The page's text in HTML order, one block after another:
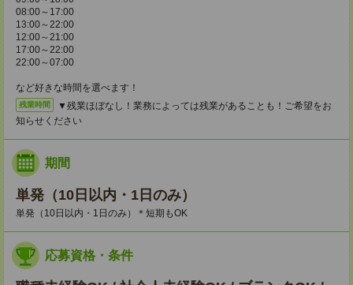
08:00～17:00
13:00～22:00
12:00～21:00
17:00～22:00
22:00～07:00
など好きな時間を選べます！
残業時間
▼残業ほぼなし！業務によっては残業があることも！ご希望をお
知らせください
期間
単発（10日以内・1日のみ）
単発（10日以内・1日のみ）＊短期もOK
応募資格・条件